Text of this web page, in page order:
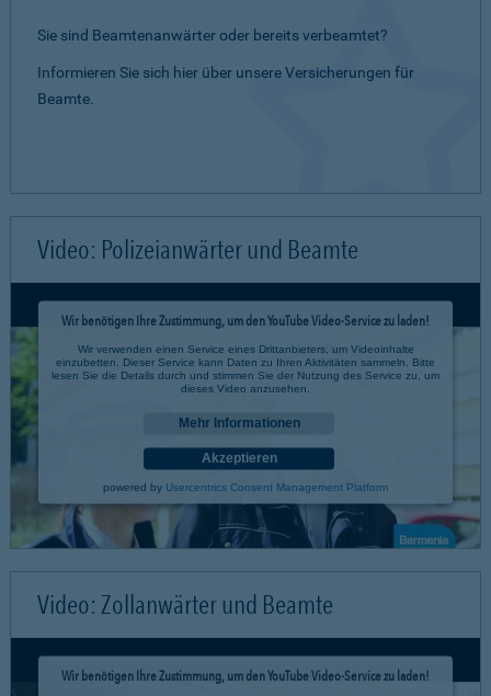
Sie sind Beamtenanwärter oder bereits verbeamtet?
Informieren Sie sich hier über unsere Versicherungen für
Beamte.
Video: Polizeianwärter und Beamte
Wir benötigen Ihre Zustimmung, um den YouTube Video-Service zu laden!
Wir verwenden einen Service eines Drittanbieters, um Videoinhalte
einzubetten. Dieser Service kann Daten zu Ihren Aktivitäten sammeln. Bitte
lesen Sie die Details durch und stimmen Sie der Nutzung des Service zu, um
dieses Video anzusehen.
Mehr Informationen
Akzeptieren
powered by Usercentrics Consent Management Platform
Video: Zollanwärter und Beamte
Wir benötigen Ihre Zustimmung, um den YouTube Video-Service zu laden!